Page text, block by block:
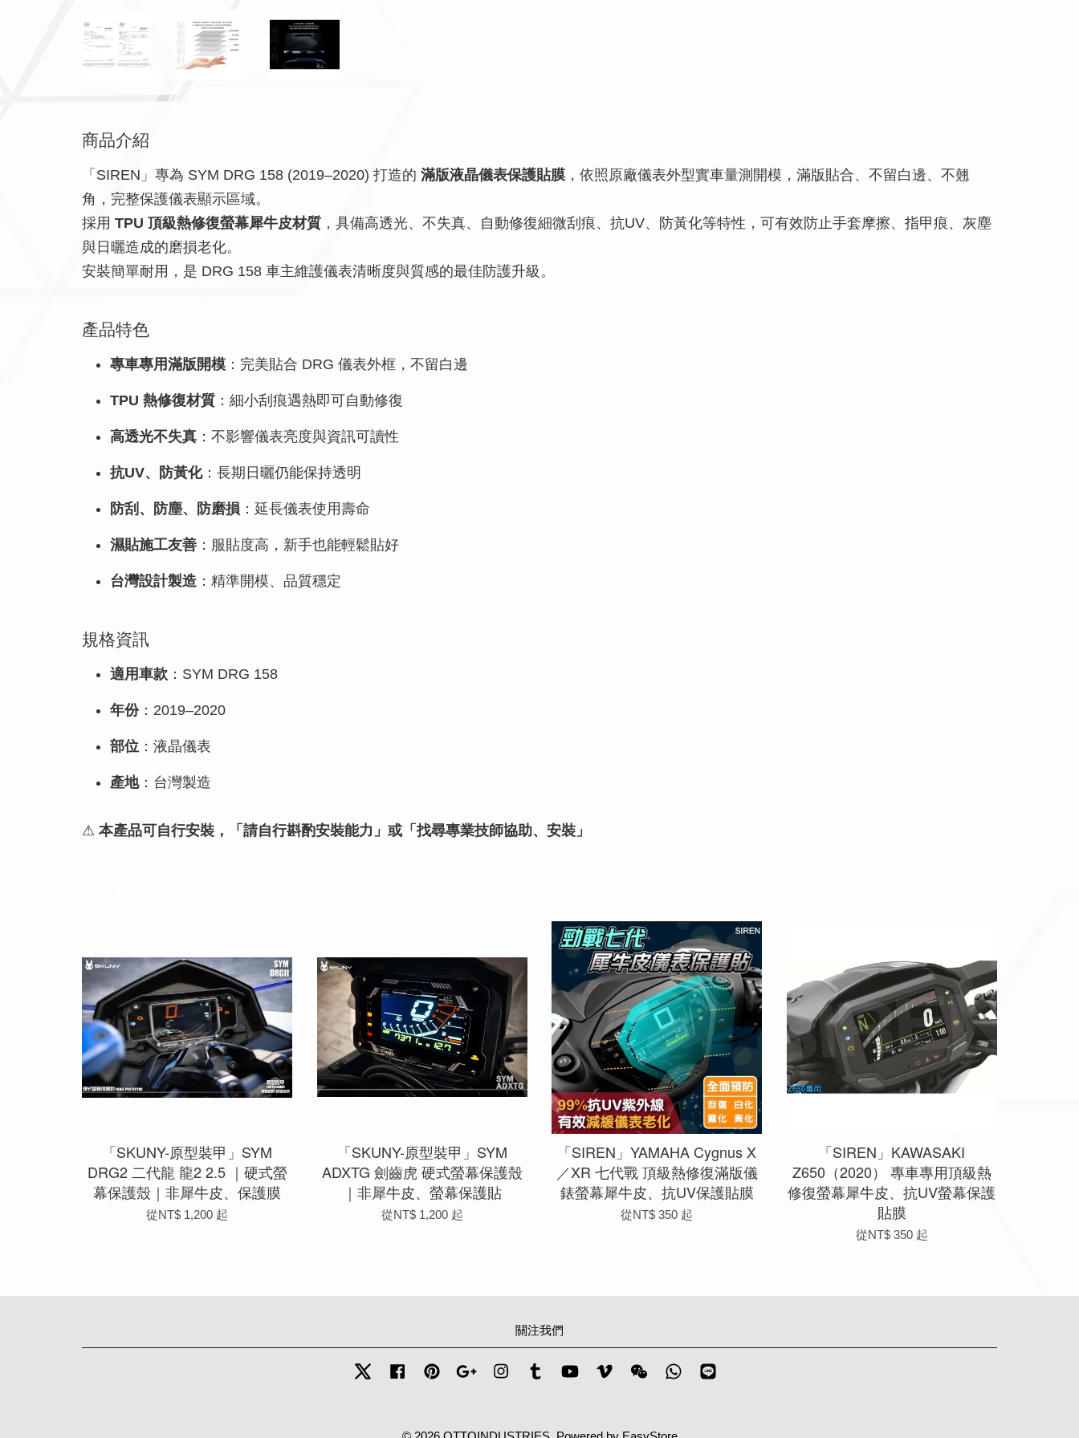
商品介紹
「SIREN」專為 SYM DRG 158 (2019–2020) 打造的 滿版液晶儀表保護貼膜 ，依照原廠儀表外型實車量測開模，滿版貼合、不留白邊、不翹
角，完整保護儀表顯示區域。
採用 TPU 頂級熱修復螢幕犀牛皮材質 ，具備高透光、不失真、自動修復細微刮痕、抗UV、防黃化等特性，可有效防止手套摩擦、指甲痕、灰塵
與日曬造成的磨損老化。
安裝簡單耐用，是 DRG 158 車主維護儀表清晰度與質感的最佳防護升級。
產品特色
專車專用滿版開模 ：完美貼合 DRG 儀表外框，不留白邊
TPU 熱修復材質 ：細小刮痕遇熱即可自動修復
高透光不失真 ：不影響儀表亮度與資訊可讀性
抗UV、防黃化：長期日曬仍能保持透明
防刮、防塵、防磨損 ：延長儀表使用壽命
濕貼施工友善 ：服貼度高，新手也能輕鬆貼好
台灣設計製造 ：精準開模、品質穩定
規格資訊
適用車款 ：SYM DRG 158
年份：2019–2020
部位 ：液晶儀表
產地：台灣製造
⚠ 本產品可自行安裝，「請自行斟酌安裝能力」或「找尋專業技師協助、安裝」
「SKUNY-原型裝甲」SYM
DRG2 二代龍 龍2 2.5 ｜硬式螢
幕保護殼｜非犀牛皮、保護膜
從NT$ 1,200 起
「SKUNY-原型裝甲」SYM
ADXTG 劍齒虎 硬式螢幕保護殼
｜非犀牛皮、螢幕保護貼
從NT$ 1,200 起
「SIREN」YAMAHA Cygnus X
／XR 七代戰 頂級熱修復滿版儀
錶螢幕犀牛皮、抗UV保護貼膜
從NT$ 350 起
「SIREN」KAWASAKI
Z650（2020） 專車專用頂級熱
修復螢幕犀牛皮、抗UV螢幕保護
貼膜
從NT$ 350 起
關注我們
Twitter FacebookPinterestGoogle InstagramTumblr YouTubeVimeo Wechat Whatsapp